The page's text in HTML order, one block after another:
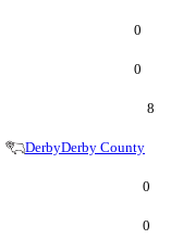
0
0
8
DerbyDerby County
0
0